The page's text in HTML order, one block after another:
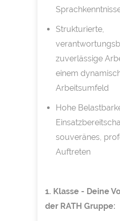
Strukturierte,
zuverlässige
einem
Arbeitsumfeld
Hohe
souveränes,
Auftreten
1. Klasse - Deine
der RATH Gruppe: